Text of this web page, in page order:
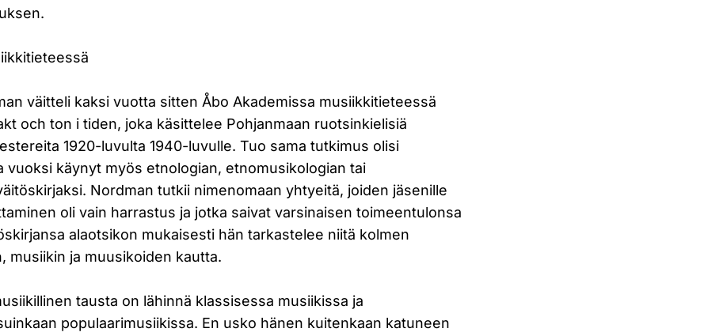
väitteli kaksi vuotta sitten Åbo Akademissa musiikkitieteessä
och ton i tiden, joka käsittelee Pohjanmaan ruotsinkielisiä
1920-luvulta 1940-luvulle. Tuo sama tutkimus olisi
vuoksi käynyt myös etnologian, etnomusikologian tai
Nordman tutkii nimenomaan yhtyeitä, joiden jäsenille
oli vain harrastus ja jotka saivat varsinaisen toimeentulonsa
alaotsikon mukaisesti hän tarkastelee niitä kolmen
musiikin ja muusikoiden kautta.
tausta on lähinnä klassisessa musiikissa ja
populaarimusiikissa. En usko hänen kuitenkaan katuneen